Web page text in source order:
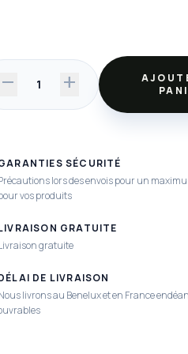
remove 1 add
SÉCURITÉ
lors des envois pour un
vos produits
GRATUITE
gratuite
DE LIVRAISON
livrons au Benelux et en France